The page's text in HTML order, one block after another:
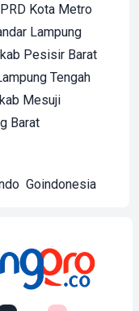
Kota Metro
Lampung
Pesisir Barat
Tengah
Mesuji
Barat
Goindonesia